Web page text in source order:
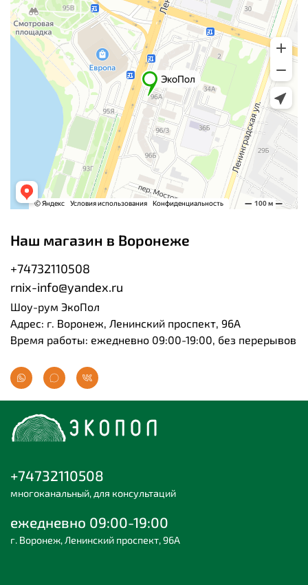
Наш магазин в Воронеже
+74732110508
rnix-info@yandex.ru
Шоу-рум ЭкоПол
Адрес: г. Воронеж, Ленинский проспект, 96А
Время работы: ежедневно 09:00-19:00, без перерывов
+74732110508
многоканальный, для консультаций
ежедневно 09:00-19:00
г. Воронеж, Ленинский проспект, 96А